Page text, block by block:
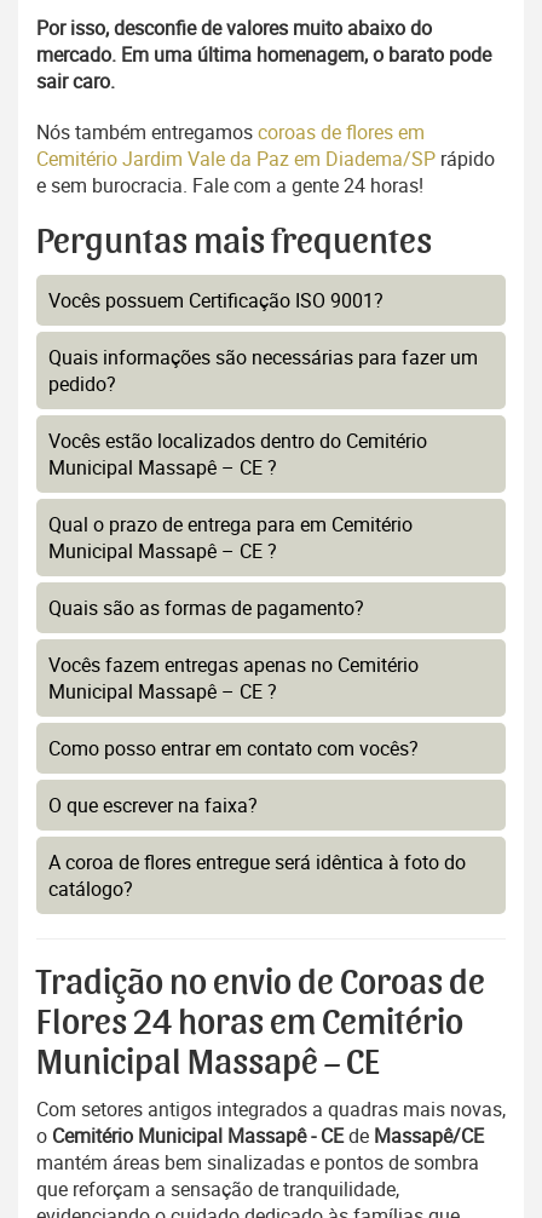
Por isso, desconfie de valores muito abaixo do
mercado. Em uma última homenagem, o barato pode
sair caro.
Nós também entregamoscoroas de flores em
Cemitério Jardim Vale da Paz em Diadema/SP rápido
e sem burocracia. Fale com a gente 24 horas!
Perguntas mais frequentes
Vocês possuem Certificação ISO 9001?
Quais informações são necessárias para fazer um
pedido?
Vocês estão localizados dentro do Cemitério
Municipal Massapê – CE ?
Qual o prazo de entrega para em Cemitério
Municipal Massapê – CE ?
Quais são as formas de pagamento?
Vocês fazem entregas apenas no Cemitério
Municipal Massapê – CE ?
Como posso entrar em contato com vocês?
O que escrever na faixa?
A coroa de flores entregue será idêntica à foto do
catálogo?
Tradição no envio de Coroas de
Flores 24 horas em Cemitério
Municipal Massapê – CE
Com setores antigos integrados a quadras mais novas,
o Cemitério Municipal Massapê - CEde Massapê/CE
mantém áreas bem sinalizadas e pontos de sombra
que reforçam a sensação de tranquilidade,